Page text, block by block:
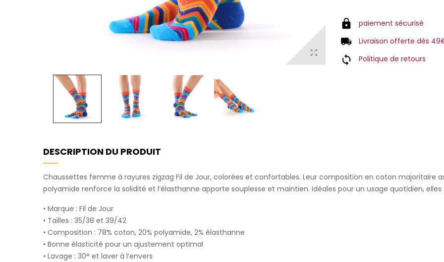
paiement sécurisé
Livraison offerte dés
Politique de retours
DESCRIPTION DU PRODUIT
Chaussettes femme à rayures zigzag Fil de Jour, colorées et confortables. Leur composition en coton majoritaire
polyamide renforce la solidité et l’élasthanne apporte souplesse et maintien. Idéales pour un usage quotidien,
• Marque : Fil de Jour
• Tailles : 35/38 et 39/42
• Composition : 78% coton, 20% polyamide, 2% élasthanne
• Bonne élasticité pour un ajustement optimal
• Lavage : 30° et laver à l’envers